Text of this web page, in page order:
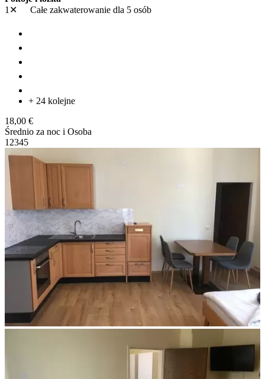
1✕
Całe zakwaterowanie dla 5 osób
+ 24 kolejne
18,00 €
Średnio za noc i Osoba
1 2345